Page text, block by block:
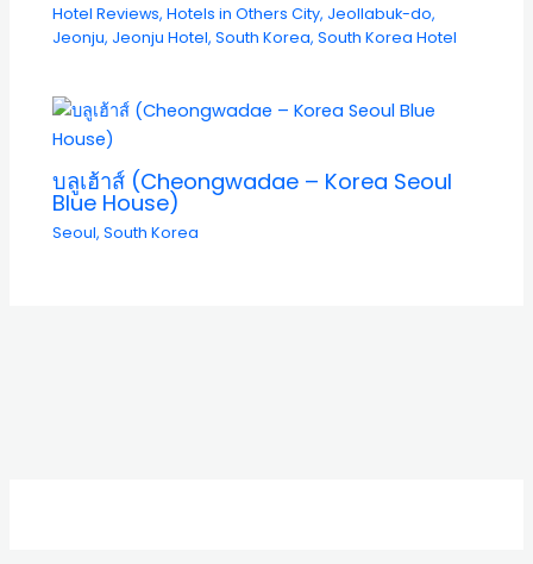
Hotel Reviews,Hotels in Others City, Jeollabuk-do,
Jeonju, Jeonju Hotel,South Korea,South Korea Hotel
บลูเฮ้าส์ (Cheongwadae – Korea Seoul
Blue House)
Seoul,South Korea